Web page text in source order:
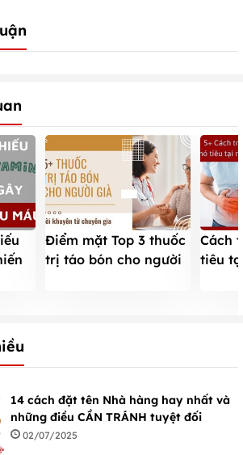
Điểm mặt Top 3 thuốc
trị táo bón cho người
Cách
tiêu
14 cách đặt tên Nhà hàng hay nhất và
những điều CẦN TRÁNH tuyệt đối
02/07/2025